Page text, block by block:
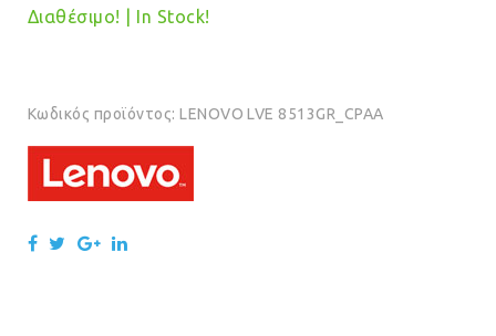
Διαθέσιμο! | In Stock!
Κωδικός προϊόντος:LENOVO LVE 8513GR_CPAA